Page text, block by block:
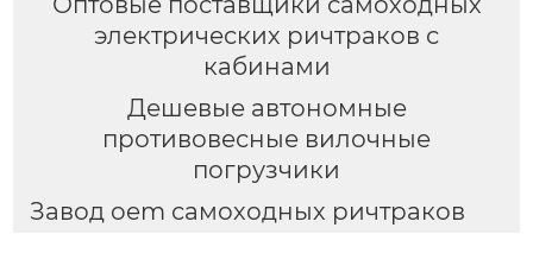
электрических ричтраков с
кабинами
Дешевые автономные
противовесные вилочные
погрузчики
Завод oem самоходных ричтраков